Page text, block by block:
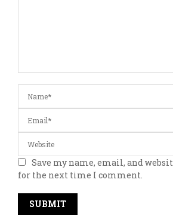
Save my name, email, and
for the next time I comment.